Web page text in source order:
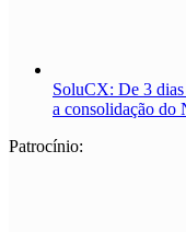
SoluCX: De 3
a consolidação do
Patrocínio: